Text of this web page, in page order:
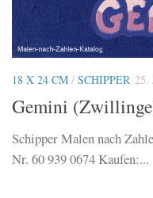
18 X 24 CM / SCHIPPER 25.
Gemini
Schipper Malen nach
Nr. 60 939 0674 Kaufen:...